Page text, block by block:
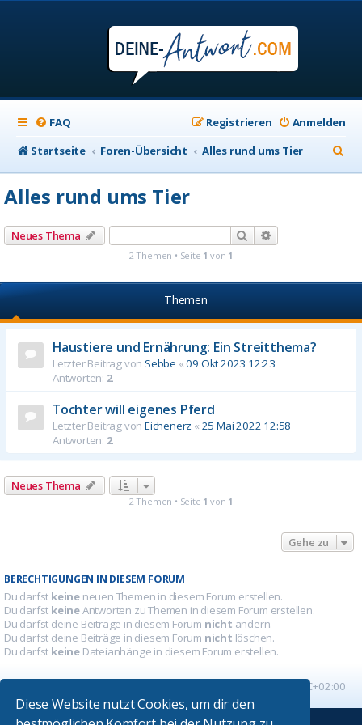
Diese Website nutzt Cookies, um dir den
FAQ Anmelden
Registrieren
Startseite
Foren-Übersicht Alles rund ums Tier
u
Alles rund ums Tier
Neues Thema Suche
2 Themen • Seite 1 von 1
Themen
Haustiere und Ernährung: Ein Streitthema?
Letzter Beitrag von Sebbe «09 Okt 2023 12:23
Antworten: 2
Tochter will eigenes Pferd
Letzter Beitrag von Eichenerz « 25 Mai 2022 12:58
Antworten: 2
Neues Thema
2 Themen • Seite 1 von 1
Gehe zu
BERECHTIGUNGEN IN DIESEM FORUM
Du darfst keine neuen Themen in diesem Forum erstellen.
Du darfst keineAntworten zu Themen in diesem Forum erstellen.
Du darfst deine Beiträge in diesem Forum nicht ändern.
Du darfst deine Beiträge in diesem Forum nicht löschen.
Du darfst keine Dateianhänge in diesem Forum erstellen.
UTC+02:00